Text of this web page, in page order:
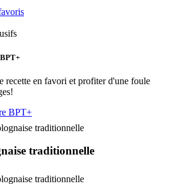
recette en favori et profiter d'une foule
BPT+
traditionnelle